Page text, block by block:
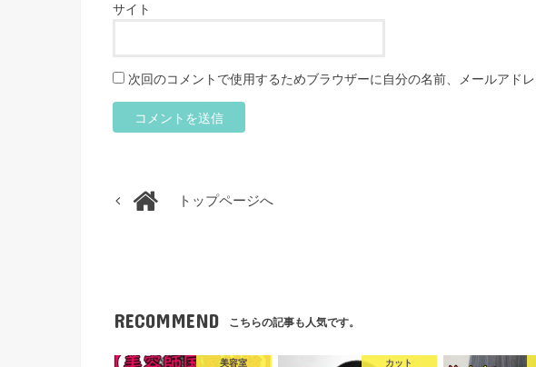
サイト
次回のコメントで使用するためブラウザーに自分の名前、メールアドレ
トップページへ
RECOMMEND こちらの記事も人気です。
美容室 カット